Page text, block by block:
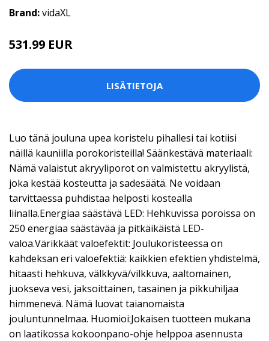
Brand:vidaXL
531.99 EUR
LISÄTIETOJA
Luo tänä jouluna upea koristelu pihallesi tai kotiisi
näillä kauniilla porokoristeilla! Säänkestävä materiaali:
Nämä valaistut akryyliporot on valmistettu akryylistä,
joka kestää kosteutta ja sadesäätä. Ne voidaan
tarvittaessa puhdistaa helposti kostealla
liinalla.Energiaa säästävä LED: Hehkuvissa poroissa on
250 energiaa säästävää ja pitkäikäistä LED-
valoa.Värikkäät valoefektit: Joulukoristeessa on
kahdeksan eri valoefektiä: kaikkien efektien yhdistelmä,
hitaasti hehkuva, välkkyvä/vilkkuva, aaltomainen,
juokseva vesi, jaksoittainen, tasainen ja pikkuhiljaa
himmenevä. Nämä luovat taianomaista
jouluntunnelmaa. Huomioi:Jokaisen tuotteen mukana
on laatikossa kokoonpano-ohje helppoa asennusta